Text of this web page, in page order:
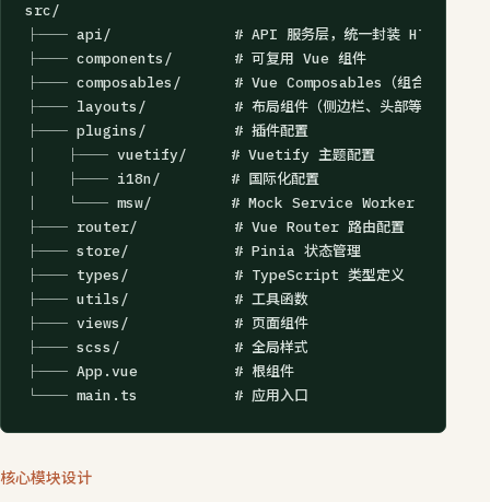
src/
├── api/              # API 服务层，统一封装 HTTP 请求
├── components/       # 可复用 Vue 组件
├── composables/      # Vue Composables（组合式函数）
├── layouts/          # 布局组件（侧边栏、头部等）
├── plugins/          # 插件配置
│   ├── vuetify/     # Vuetify 主题配置
│   ├── i18n/        # 国际化配置
│   └── msw/         # Mock Service Worker
├── router/           # Vue Router 路由配置
├── store/            # Pinia 状态管理
├── types/            # TypeScript 类型定义
├── utils/            # 工具函数
├── views/            # 页面组件
├── scss/             # 全局样式
├── App.vue           # 根组件
└── main.ts           # 应用入口
核心模块设计